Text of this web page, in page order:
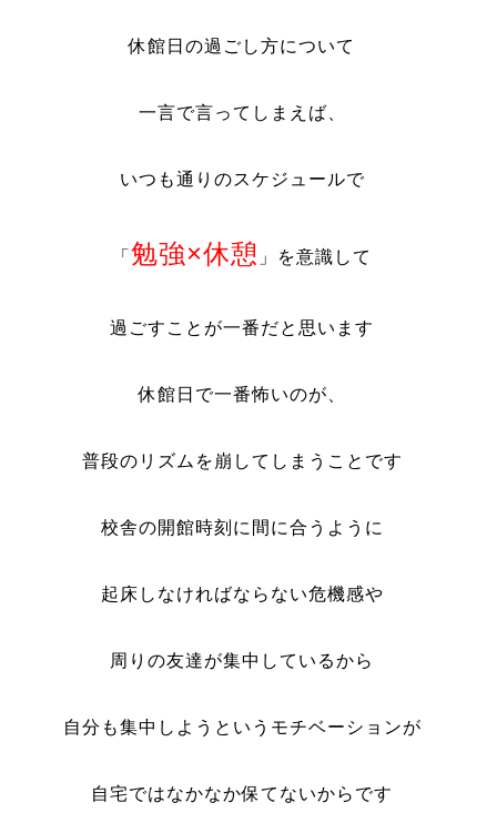
休館日の過ごし方について
一言で言ってしまえば、
いつも通りのスケジュールで
「勉強×休憩 」を意識して
過ごすことが一番だと思います
休館日で一番怖いのが、
普段のリズムを崩してしまうことです
校舎の開館時刻に間に合うように
起床しなければならない危機感や
周りの友達が集中しているから
自分も集中しようというモチベーションが
自宅ではなかなか保てないからです